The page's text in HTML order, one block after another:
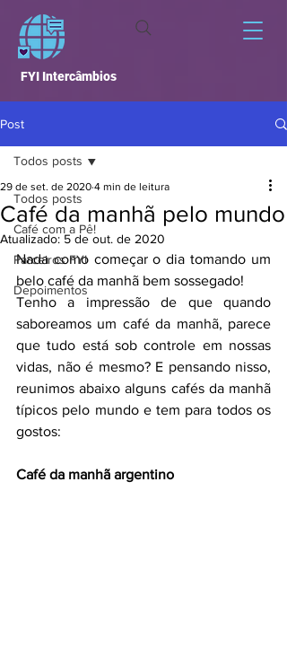
FYI Intercâmbios
Post
Todos posts
Café com a Pê!
Parceiros FYI
Depoimentos
Todos posts
Café da manhã pelo mundo
29 de set. de 2020 4 min de leitura
Atualizado: 5 de out. de 2020
Nada como começar o dia tomando um
belo café da manhã bem sossegado!
Tenho a impressão de que quando
saboreamos um café da manhã, parece
que tudo está sob controle em nossas
vidas, não é mesmo? E pensando nisso,
reunimos abaixo alguns cafés da manhã
típicos pelo mundo e tem para todos os
gostos:
Café da manhã argentino